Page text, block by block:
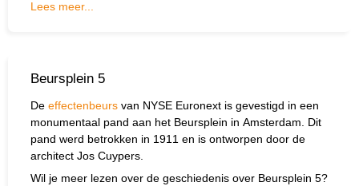
Lees meer...
Beursplein 5
De effectenbeurs van NYSE Euronext is gevestigd in een
monumentaal pand aan het Beursplein in Amsterdam. Dit
pand werd betrokken in 1911 en is ontworpen door de
architect Jos Cuypers.
Wil je meer lezen over de geschiedenis over Beursplein 5?